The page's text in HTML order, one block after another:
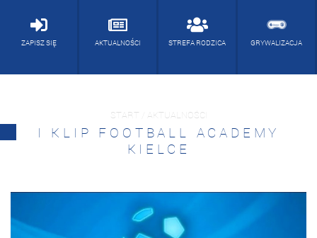
ZAPISZ SIĘ AKTUALNOŚCI STREFA RODZICA GRYWALIZACJA
START / AKTUALNOŚCI
I KLIP FOOTBALL ACADEMY
KIELCE